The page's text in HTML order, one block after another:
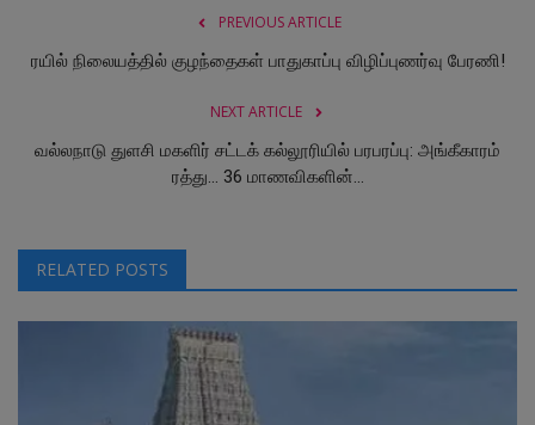
PREVIOUS ARTICLE
ரயில் நிலையத்தில் குழந்தைகள் பாதுகாப்பு விழிப்புணர்வு பேரணி!
NEXT ARTICLE
வல்லநாடு துளசி மகளிர் சட்டக் கல்லூரியில் பரபரப்பு: அங்கீகாரம்
ரத்து... 36 மாணவிகளின்...
RELATED POSTS